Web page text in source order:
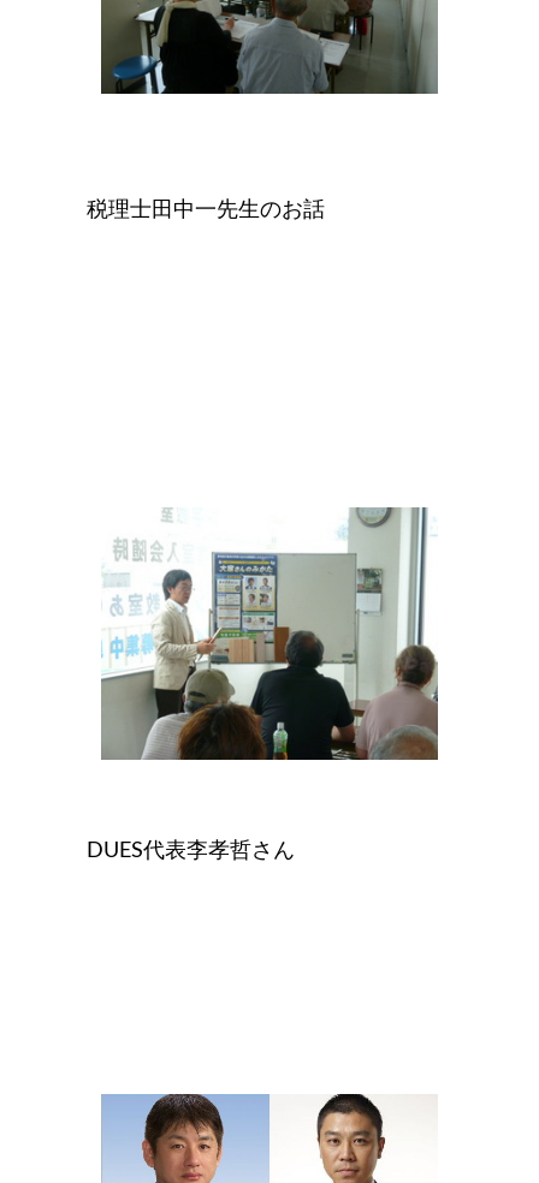
税理士田中一先生のお話
DUES代表李孝哲さん